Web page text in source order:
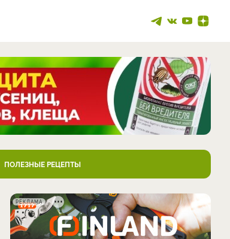
ПОЛЕЗНЫЕ РЕЦЕПТЫ
РЕКЛАМА